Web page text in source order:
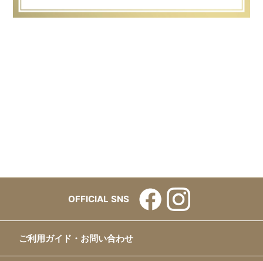
OFFICIAL SNS
ご利用ガイド・お問い合わせ